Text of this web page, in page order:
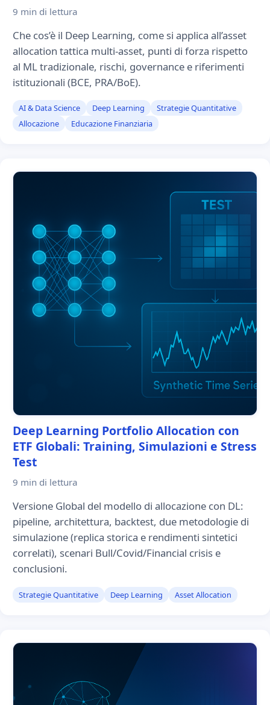
9 min di lettura
Che cos’è il Deep Learning, come si applica all’asset
allocation tattica multi-asset, punti di forza rispetto
al ML tradizionale, rischi, governance e riferimenti
istituzionali (BCE, PRA/BoE).
AI & Data Science Deep Learning
Strategie Quantitative
Allocazione
Educazione Finanziaria
Deep Learning Portfolio Allocation con
ETF Globali: Training, Simulazioni e Stress
Test
9 min di lettura
Versione Global del modello di allocazione con DL:
pipeline, architettura, backtest, due metodologie di
simulazione (replica storica e rendimenti sintetici
correlati), scenari Bull/Covid/Financial crisis e
conclusioni.
Strategie Quantitative Deep Learning Asset Allocation